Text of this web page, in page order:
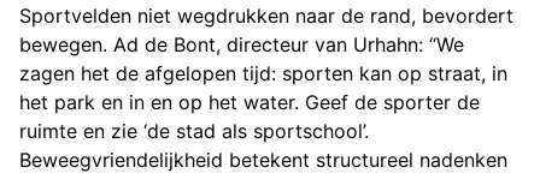
Sportvelden niet wegdrukken naar de rand, bevordert
bewegen. Ad de Bont, directeur van Urhahn: “We
zagen het de afgelopen tijd: sporten kan op straat, in
het park en in en op het water. Geef de sporter de
ruimte en zie ‘de stad als sportschool’.
Beweegvriendelijkheid betekent structureel nadenken